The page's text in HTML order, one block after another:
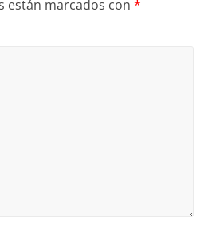
están marcados con*